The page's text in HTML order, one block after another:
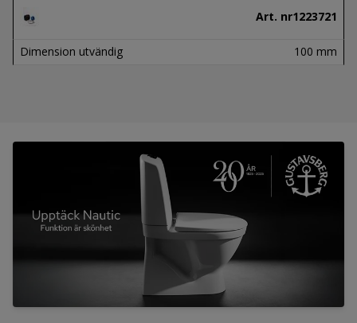
Art. nr1223721
Dimension utvändig 100 mm